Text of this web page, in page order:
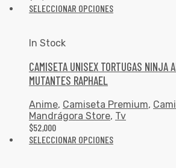
SELECCIONAR OPCIONES
In Stock
CAMISETA UNISEX TORTUGAS NINJA
MUTANTES RAPHAEL
Anime, Camiseta Premium,
Mandrágora Store, Tv
$52,000
SELECCIONAR OPCIONES